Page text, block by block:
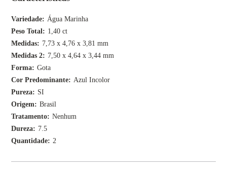
Variedade
Água Marinha
Peso Total
1,40 ct
Medidas
7,73 x 4,76 x 3,81 mm
Medidas 2
7,50 x 4,64 x 3,44 mm
Forma
Gota
Cor Predominante
Azul Incolor
Pureza
SI
Origem
Brasil
Tratamento
Nenhum
Dureza
7.5
Quantidade
2